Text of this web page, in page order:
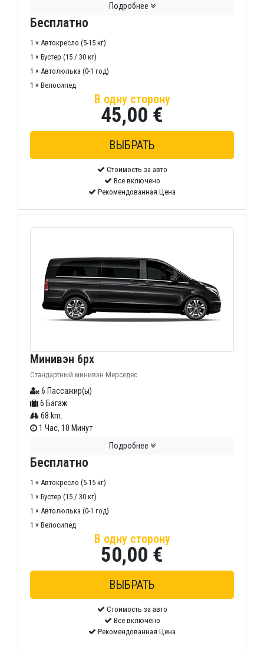
Подробнее
Бесплатно
1 × Автокресло (5-15 кг)
1 × Бустер (15 / 30 кг)
1 × Автолюлька (0-1 год)
1 × Велосипед
В одну сторону
45,00 €
Стоимость за авто
Все включено
Рекомендованная Цена
Минивэн 6px
Стандартный минивэн Мерседес
6 Пассажир(ы)
6 Багаж
68 km.
1 Час, 10 Минут
Подробнее
Бесплатно
1 × Автокресло (5-15 кг)
1 × Бустер (15 / 30 кг)
1 × Автолюлька (0-1 год)
1 × Велосипед
В одну сторону
50,00 €
Стоимость за авто
Все включено
Рекомендованная Цена